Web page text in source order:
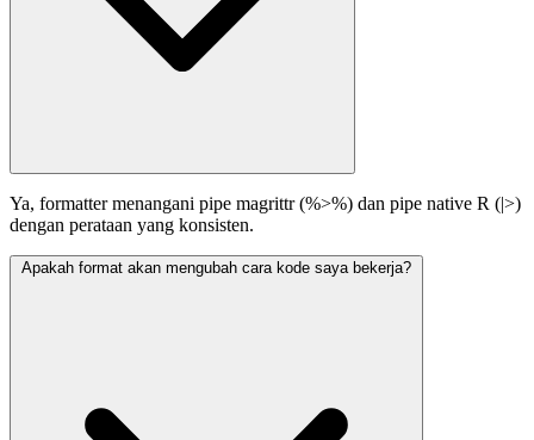
Ya, formatter menangani pipe magrittr (%>%) dan pipe native R (|>)
dengan perataan yang konsisten.
Apakah format akan mengubah cara kode saya bekerja?